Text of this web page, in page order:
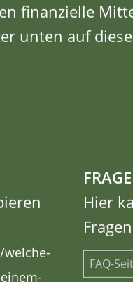
finanzielle
unten auf
Hier